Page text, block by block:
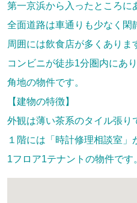
第一京浜から入ったところに
全面道路は車通りも少なく閑
周囲には飲食店が多くありま
コンビニが徒歩1分圏内にあり
角地の物件です。
【建物の特徴】
外観は薄い茶系のタイル張り
１階には「時計修理相談室」
1フロア1テナントの物件です